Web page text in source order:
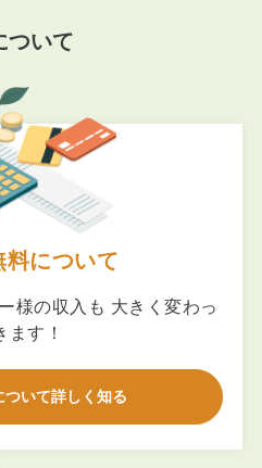
ついて
料について
様の収入も 大きく変わっ
ます！
ついて詳しく知る